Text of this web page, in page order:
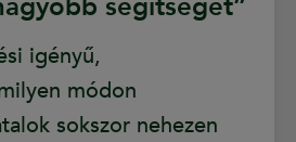
segítséget”
igényű,
módon
sokszor nehezen